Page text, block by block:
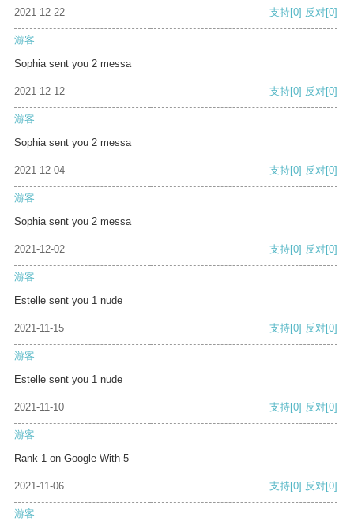
2021-12-22 支持[0] 反对[0]
游客
Sophia sent you 2 messa
2021-12-12 支持[0] 反对[0]
游客
Sophia sent you 2 messa
2021-12-04 支持[0] 反对[0]
游客
Sophia sent you 2 messa
2021-12-02 支持[0] 反对[0]
游客
Estelle sent you 1 nude
2021-11-15 支持[0] 反对[0]
游客
Estelle sent you 1 nude
2021-11-10 支持[0] 反对[0]
游客
Rank 1 on Google With 5
2021-11-06 支持[0] 反对[0]
游客